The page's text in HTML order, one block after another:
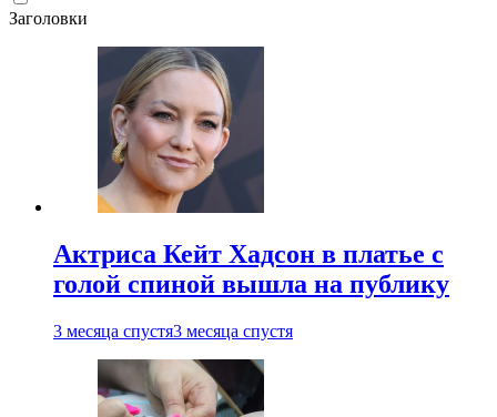
Заголовки
Актриса Кейт Хадсон в платье с
голой спиной вышла на публику
3 месяца спустя3 месяца спустя